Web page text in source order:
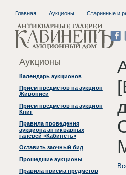
Главная Аукционы Старинные и
Аукционы
Календарь аукционов
Приём предметов на аукцион
Живописи
Приём предметов на аукцион
Книг
Правила проведения
аукциона антикварных
галерей «Кабинетъ»
Оставить заочный бид
Прошедшие аукционы
Правила приема предметов